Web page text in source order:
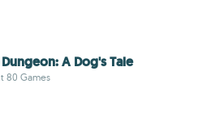
A Dog's Tale
80 Games